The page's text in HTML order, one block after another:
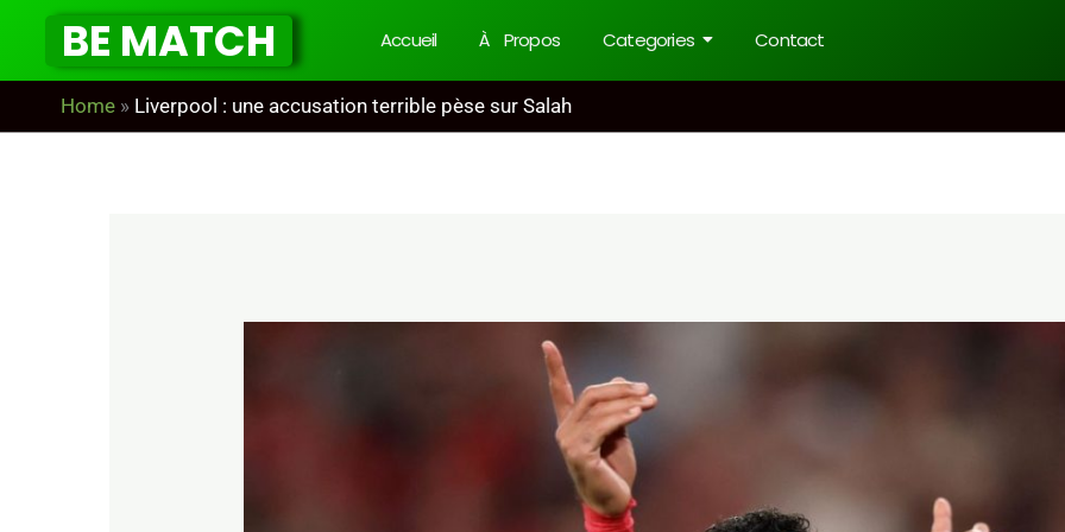
contenu
BE MATCH Accueil À Propos Categories Contact
Home » Liverpool : une accusation terrible pèse sur Salah